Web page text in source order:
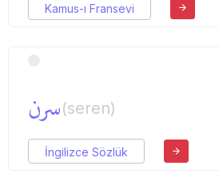
Kamus-ı Fransevi
سرن(seren)
İngilizce Sözlük